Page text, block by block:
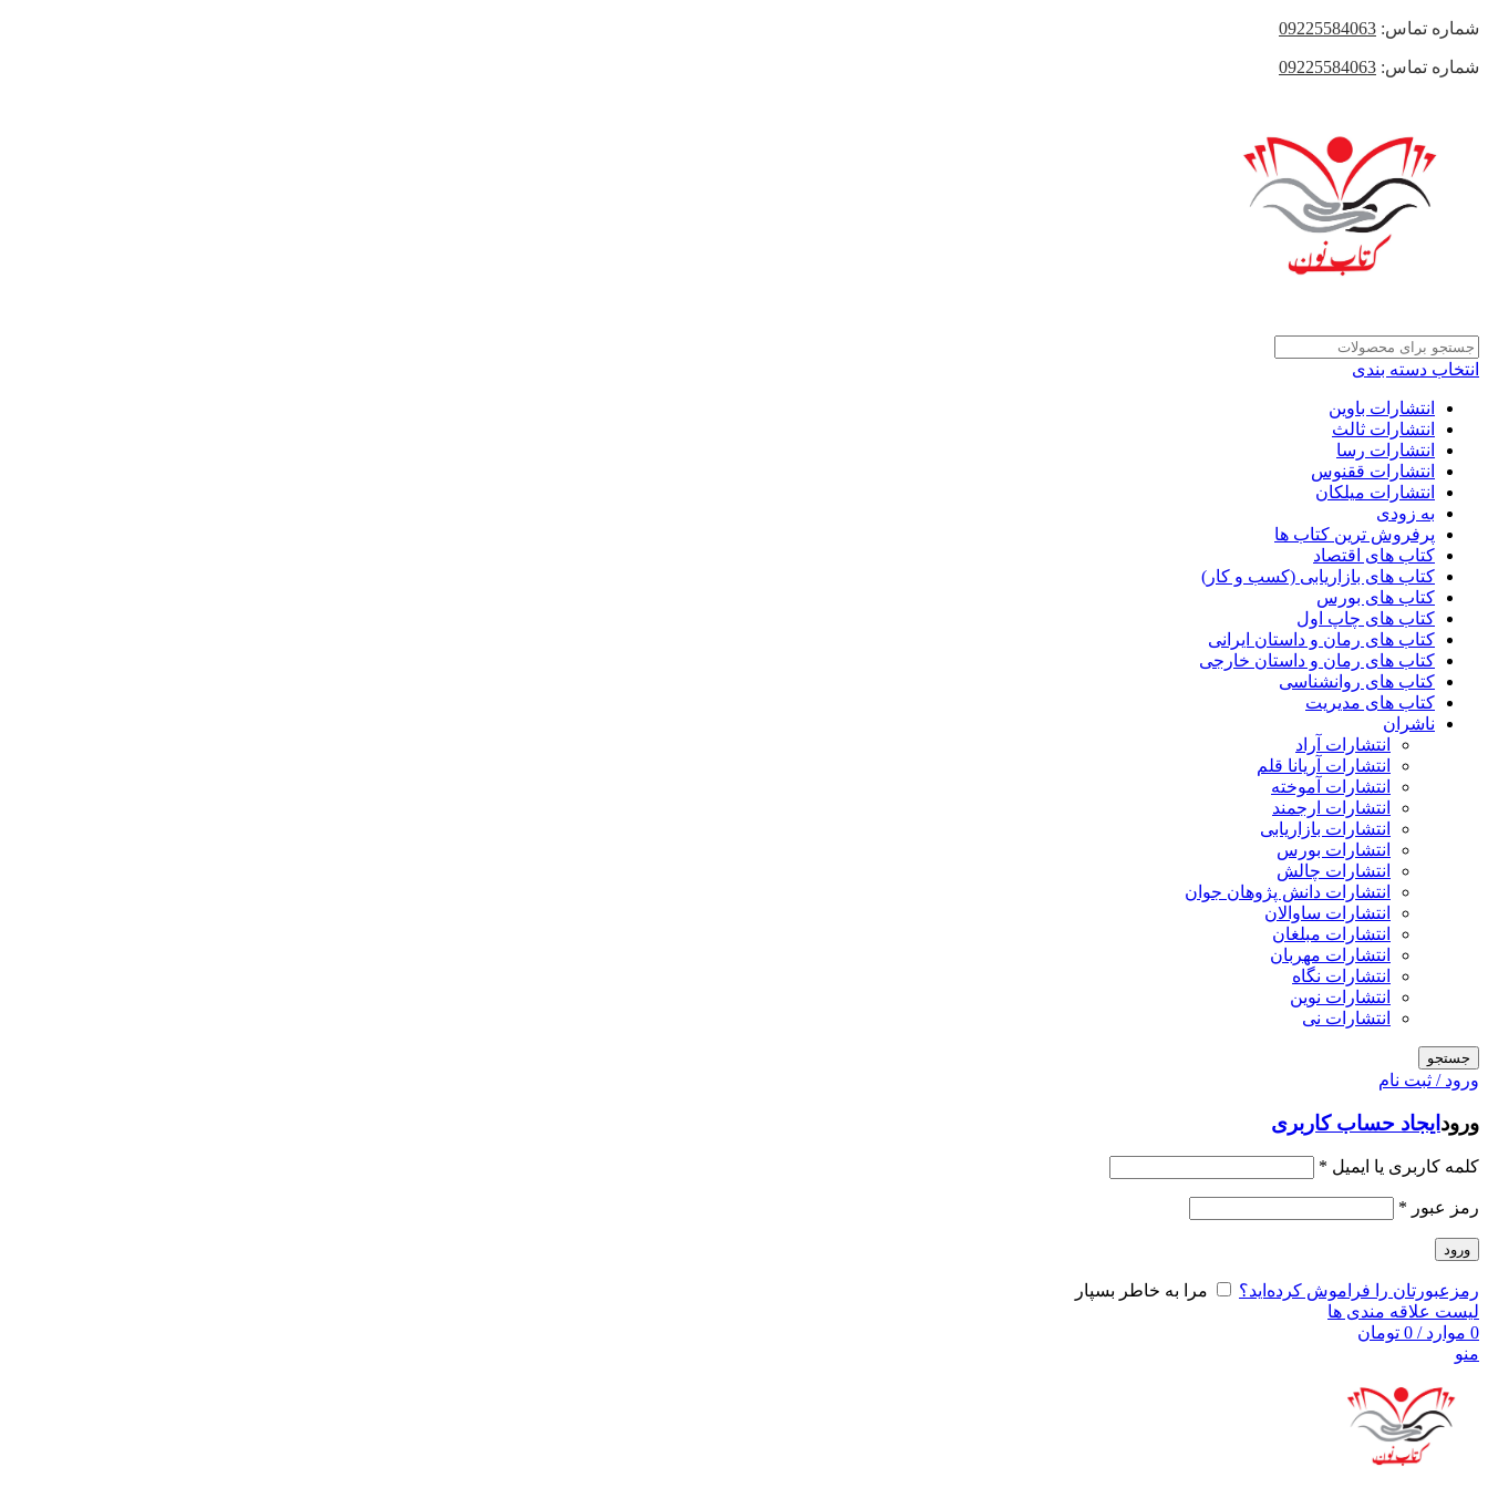
شماره تماس: 09225584063
شماره تماس: 09225584063
انتخاب دسته بندی
انتشارات باوین
انتشارات ثالث
انتشارات رسا
انتشارات ققنوس
انتشارات میلکان
به زودی
پرفروش ترین کتاب ها
کتاب های اقتصاد
کتاب های بازاریابی (کسب و کار)
کتاب های بورس
کتاب های چاپ اول
کتاب های رمان و داستان ایرانی
کتاب های رمان و داستان خارجی
کتاب های روانشناسی
کتاب های مدیریت
ناشران
انتشارات آراد
انتشارات آریانا قلم
انتشارات آموخته
انتشارات ارجمند
انتشارات بازاریابی
انتشارات بورس
انتشارات چالش
انتشارات دانش پژوهان جوان
انتشارات ساوالان
انتشارات مبلغان
انتشارات مهربان
انتشارات نگاه
انتشارات نوین
انتشارات نی
جستجو
ورود / ثبت نام
ورود ایجاد حساب کاربری
کلمه کاربری یا ایمیل *
رمز عبور *
ورود
رمزعبورتان را فراموش کرده‌اید؟
مرا به خاطر بسپار
لیست علاقه مندی ها
0 موارد /
0 تومان
منو